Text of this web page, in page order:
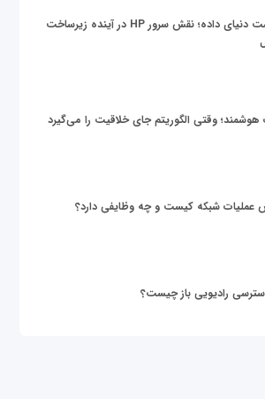
زیر پوست دنیای داده؛ نقش سرور HP در آینده زیرساخت
هوشمند؛ وقتی الگوریتم جای خلاقیت را می‌گیرد
عملیات شبکه کیست و چه وظایفی دارد؟
رادیویی باز چیست؟